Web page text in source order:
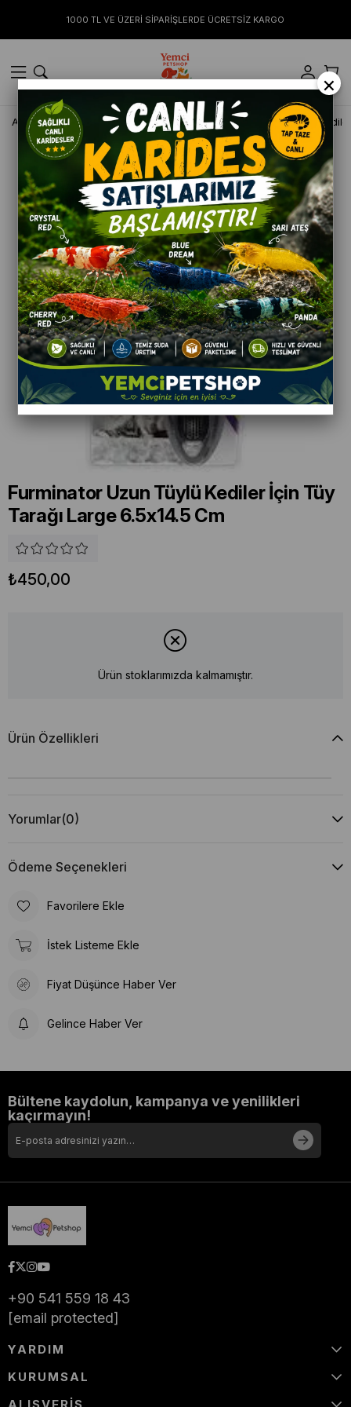
1000 TL VE ÜZERİ SİPARİŞLERDE ÜCRETSİZ KARGO
Anasayfa KEDİ Bakım Ürünleri
Furminator Uzun Tüylü Kediler İçin Tüy
Tarağı Large 6.5x14.5 Cm
₺450,00
Ürün stoklarımızda kalmamıştır.
Ürün Özellikleri
Yorumlar(0)
Ödeme Seçenekleri
Favorilere Ekle
İstek Listeme Ekle
Fiyat Düşünce Haber Ver
Gelince Haber Ver
Bültene kaydolun, kampanya ve yenilikleri
kaçırmayın!
+90 541 559 18 43
[email protected]
YARDIM
KURUMSAL
×